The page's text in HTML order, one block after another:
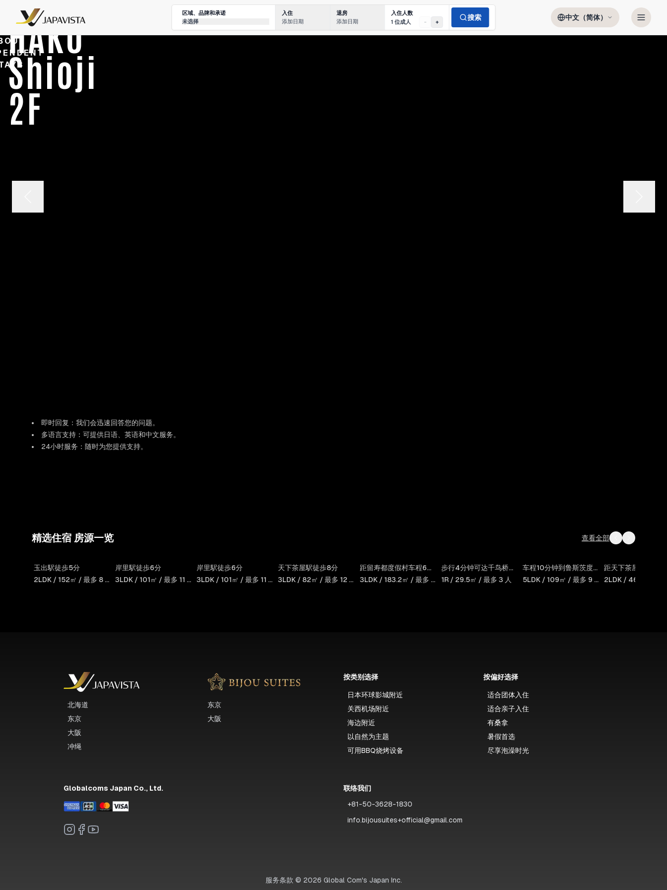
中文（简体）
区域、品牌和承诺
未选择
入住
添加日期
退房
添加日期
入住人数
1 位成人
- +
搜索
HAKU
Shioji
2F
即时回复：我们会迅速回答您的问题。
多语言支持：可提供日语、英语和中文服务。
24小时服务：随时为您提供支持。
精选住宿 房源一览 查看全部
House
Hoi An
玉出駅徒歩5分
2LDK / 152㎡ / 最多 8 人
SWEET
VILLA HAKU Shioji
岸里駅徒歩6分
3LDK / 101㎡ / 最多 11 人
SWEET
VILLA HAKU Shioji
岸里駅徒歩6分
3LDK / 101㎡ / 最多 11 人
SWEET
VILLA HAKU
天下茶屋駅徒歩8分
3LDK / 82㎡ / 最多 12 人
Noah Rusutsu
距留寿都度假村车程6分钟
3LDK / 183.2㎡ / 最多 12 人
Jadecourt
Shikanjima
步行4分钟可达千鸟桥站（阪神）
1R / 29.5㎡ / 最多 3 人
Rusutsu
Backcountry
车程10分钟到鲁斯茨度假村
5LDK / 109㎡ / 最多 9 人
AI Annex
距天下茶屋站步行2
2LDK / 46㎡ / 最多
北海道
东京
大阪
冲绳
东京
大阪
按类别选择
日本环球影城附近
关西机场附近
海边附近
以自然为主题
可用BBQ烧烤设备
按偏好选择
适合团体入住
适合亲子入住
有桑拿
暑假首选
尽享泡澡时光
Globalcoms Japan Co., Ltd.
联络我们
+81-50-3628-1830
info.bijousuites+official@gmail.com
服务条款 © 2026 Global Com's Japan Inc.